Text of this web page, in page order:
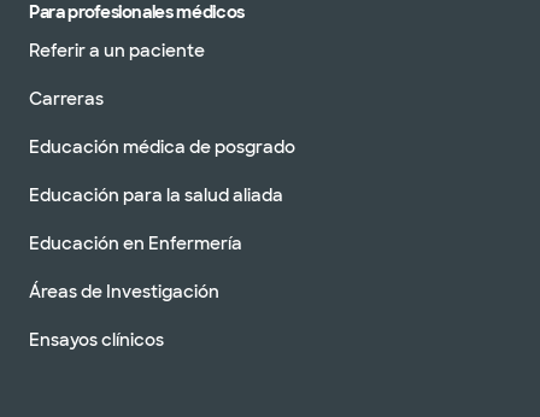
Para profesionales médicos
Referir a un paciente
Carreras
Educación médica de posgrado
Educación para la salud aliada
Educación en Enfermería
Áreas de Investigación
Ensayos clínicos